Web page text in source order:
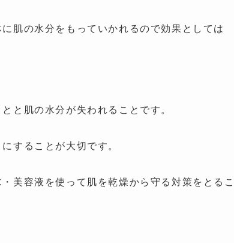
肌の水分をもっていかれるので効果としては
と肌の水分が失われることです。
することが大切です。
美容液を使って肌を乾燥から守る対策をとるこ